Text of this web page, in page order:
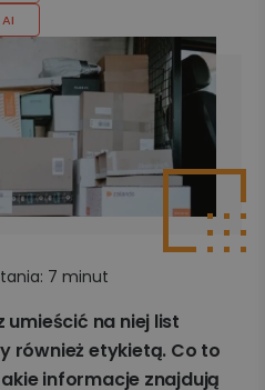
7 minut
umieścić na niej list
również etykietą. Co to
informacje znajdują